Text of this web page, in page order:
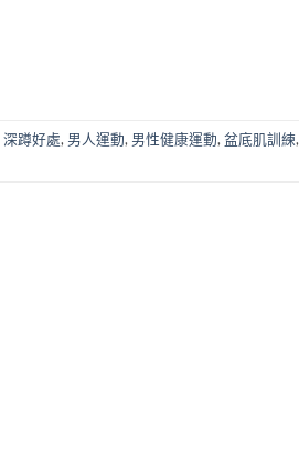
深蹲好處, 男人運動, 男性健康運動, 盆底肌訓練,